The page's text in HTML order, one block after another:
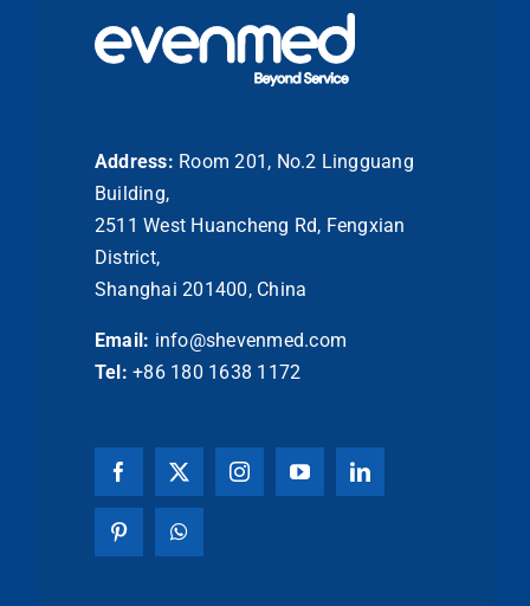
Address: Room 201, No.2 Lingguang
Building,
2511 West Huancheng Rd, Fengxian
District,
Shanghai 201400, China
Email: info@shevenmed.com
Tel: +86 180 1638 1172